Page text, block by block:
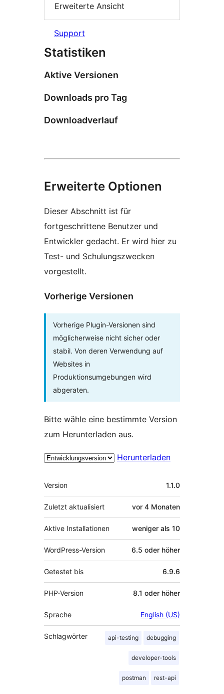
Erweiterte Ansicht
Support
Statistiken
Aktive Versionen
Downloads pro Tag
Downloadverlauf
Erweiterte Optionen
Dieser Abschnitt ist für
fortgeschrittene Benutzer und
Entwickler gedacht. Er wird hier zu
Test- und Schulungszwecken
vorgestellt.
Vorherige Versionen
Vorherige Plugin-Versionen sind
möglicherweise nicht sicher oder
stabil. Von deren Verwendung auf
Websites in
Produktionsumgebungen wird
abgeraten.
Bitte wähle eine bestimmte Version
zum Herunterladen aus.
Herunterladen
Meta
Version 1.1.0
Zuletzt aktualisiert vor 4 Monaten
Aktive Installationen weniger als 10
WordPress-Version 6.5 oder höher
Getestet bis 6.9.6
PHP-Version 8.1 oder höher
Sprache English (US)
Schlagwörter api-testing debugging
developer-tools
postman rest-api